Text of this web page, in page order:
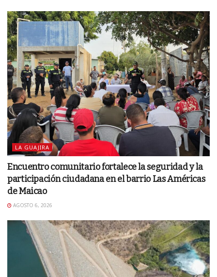
LA GUAJIRA
Encuentro comunitario fortalece la seguridad y la
participación ciudadana en el barrio Las Américas
de Maicao
AGOSTO 6, 2026